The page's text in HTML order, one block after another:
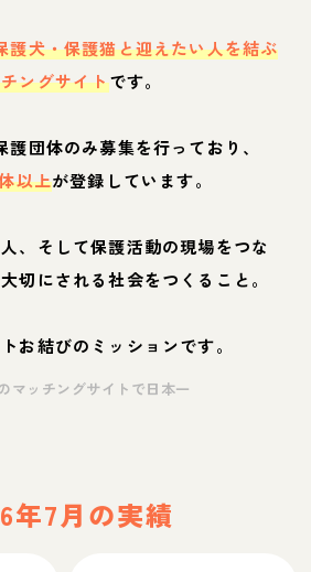
護犬・保護猫と迎えたい人を結ぶ
ングサイトです。
団体のみ募集を行っており、
以上が登録しています。
、そして保護活動の現場をつな
切にされる社会をつくること。
お結びのミッションです。
マッチングサイトで日本一
年7月の実績